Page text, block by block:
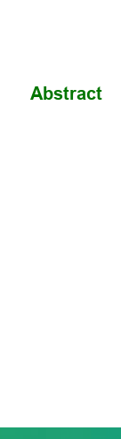
Abstract